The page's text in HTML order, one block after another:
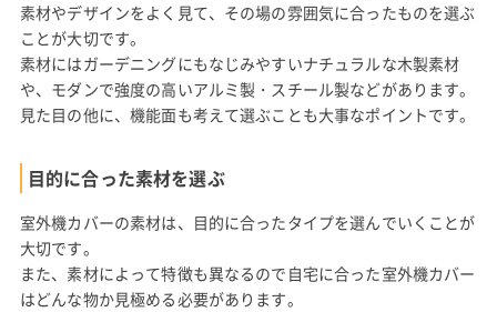
素材やデザインをよく見て、その場の雰囲気に合ったものを選ぶ
ことが大切です。
素材にはガーデニングにもなじみやすいナチュラルな木製素材
や、モダンで強度の高いアルミ製・スチール製などがあります。
見た目の他に、機能面も考えて選ぶことも大事なポイントです。
目的に合った素材を選ぶ
室外機カバーの素材は、目的に合ったタイプを選んでいくことが
大切です。
また、素材によって特徴も異なるので自宅に合った室外機カバー
はどんな物か見極める必要があります。